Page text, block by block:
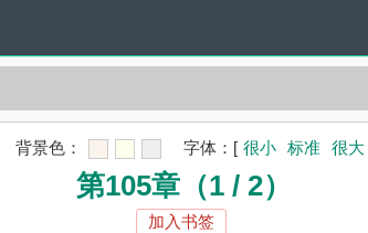
背景色： 字体： [ 很小 标准 很大
第105章（1 / 2）
加入书签